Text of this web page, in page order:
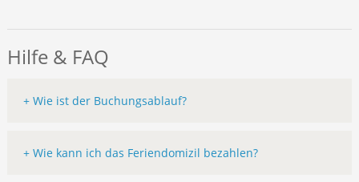
Hilfe & FAQ
+ Wie ist der Buchungsablauf?
+ Wie kann ich das Feriendomizil bezahlen?